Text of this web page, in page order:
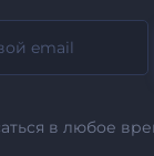
в любое